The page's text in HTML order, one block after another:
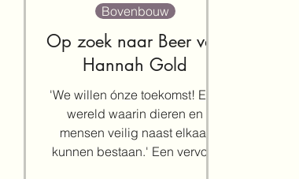
Op zoek naar Beer van
Hannah Gold
'We willen ónze toekomst! Een
wereld waarin dieren en
mensen veilig naast elkaar
kunnen bestaan.' Een vervolg
Bovenbouw